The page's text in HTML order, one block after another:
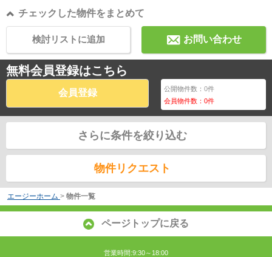
チェックした物件をまとめて
お問い合わせ
検討リストに追加
無料会員登録はこちら
会員登録 公開物件数：0件
会員物件数：0件
さらに条件を絞り込む
物件リクエスト
エージーホーム > 物件一覧
ページトップに戻る
営業時間:9:30～18:00